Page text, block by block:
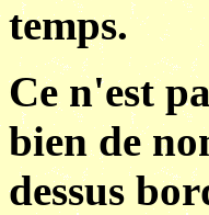
temps.
Ce n'est
bien de
dessus